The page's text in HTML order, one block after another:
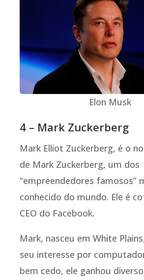
Elon Musk
4 – Mark Zuckerberg
Mark Elliot Zuckerberg, é o
de Mark Zuckerberg, um dos
“empreendedores famosos”
conhecido do mundo. Ele é
CEO do Facebook.
Mark, nasceu em White
seu interesse por
bem cedo, ele ganhou